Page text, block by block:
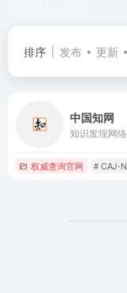
排序 发布 更新
中国知网
权威查询官网 # CAJ-N